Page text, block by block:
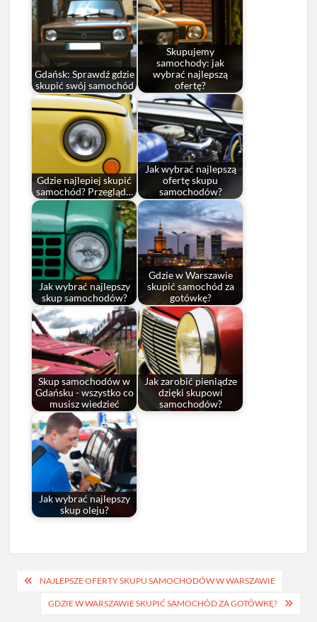
Gdańsk: Sprawdź gdzie
skupić swój samochód
Skupujemy
samochody: jak
wybrać najlepszą
ofertę?
Gdzie najlepiej skupić
samochód? Przegląd…
Jak wybrać najlepszą
ofertę skupu
samochodów?
Jak wybrać najlepszy
skup samochodów?
Gdzie w Warszawie
skupić samochód za
gotówkę?
Skup samochodów w
Gdańsku - wszystko co
musisz wiedzieć
Jak zarobić pieniądze
dzięki skupowi
samochodów?
Jak wybrać najlepszy
skup oleju?
Nawigacja
wpisu
NAJLEPSZE OFERTY SKUPU SAMOCHODÓW W WARSZAWIE
GDZIE W WARSZAWIE SKUPIĆ SAMOCHÓD ZA GOTÓWKĘ?